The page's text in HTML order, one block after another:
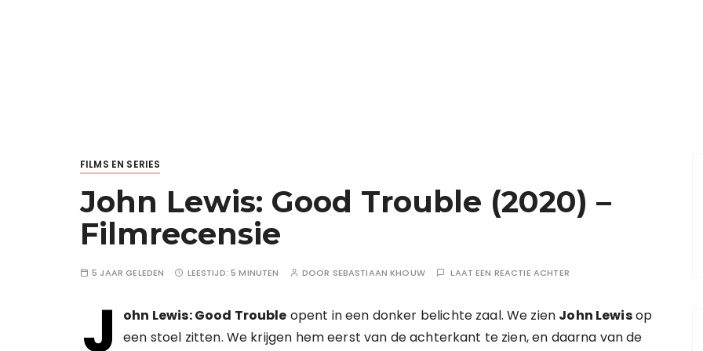
FILMS EN SERIES
John Lewis: Good Trouble (2020) –
Filmrecensie
5 JAAR GELEDEN LEESTIJD:5 MINUTEN DOOR SEBASTIAAN KHOUW LAAT EEN REACTIE ACHTER
J ohn Lewis: Good Trouble opent in een donker belichte zaal. We zien John Lewisop
een stoel zitten. We krijgen hem eerst van de achterkant te zien, en daarna van de